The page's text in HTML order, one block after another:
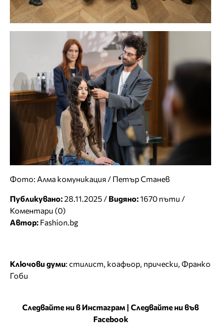
Фото: Алма комуникация / Петър Станев
Публикувано:28.11.2025 / Видяно:1670 пъти /
Коментари (0)
Автор: Fashion.bg
Ключови думи: стилист коафьор прически Франко
Гоби
Следвайте ни в Инстаграм | Следвайте ни във
Facebook